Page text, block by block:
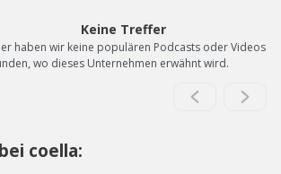
Keine Treffer
haben wir keine populären Podcasts oder Videos
wo dieses Unternehmen erwähnt wird.
coella: